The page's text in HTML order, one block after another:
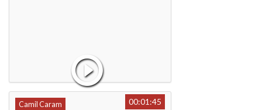
Camil Caram
00:01:45